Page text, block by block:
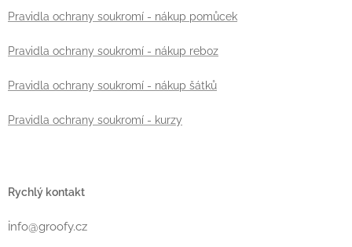
Pravidla ochrany soukromí - nákup pomůcek
Pravidla ochrany soukromí - nákup reboz
Pravidla ochrany soukromí - nákup šátků
Pravidla ochrany soukromí - kurzy
Rychlý kontakt
info@groofy.cz